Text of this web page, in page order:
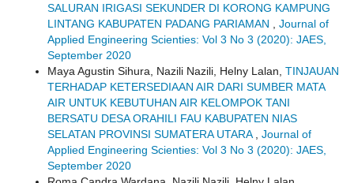
SALURAN IRIGASI SEKUNDER DI KORONG KAMPUNG
LINTANG KABUPATEN PADANG PARIAMAN
Journal of
Applied Engineering Scienties: Vol 3 No 3 (2020): JAES,
September 2020
Maya Agustin Sihura, Nazili Nazili, Helny Lalan, TINJAUAN
TERHADAP KETERSEDIAAN AIR DARI SUMBER MATA
AIR UNTUK KEBUTUHAN AIR KELOMPOK TANI
BERSATU DESA ORAHILI FAU KABUPATEN NIAS
SELATAN PROVINSI SUMATERA UTARA
Journal of
Applied Engineering Scienties: Vol 3 No 3 (2020): JAES,
September 2020